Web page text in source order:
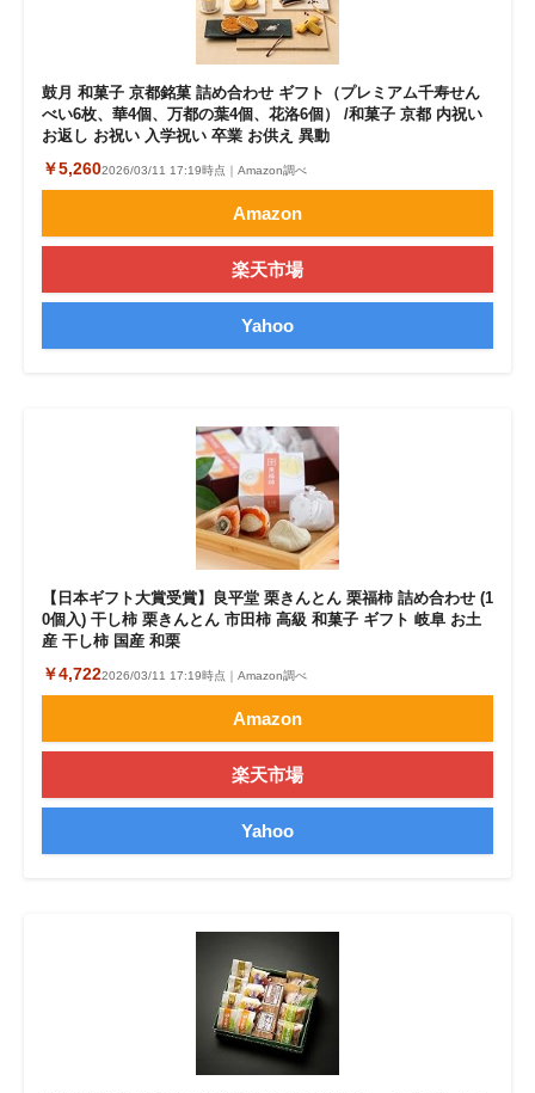
鼓月 和菓子 京都銘菓 詰め合わせ ギフト（プレミアム千寿せん
べい6枚、華4個、万都の葉4個、花洛6個） /和菓子 京都 内祝い
お返し お祝い 入学祝い 卒業 お供え 異動
￥5,2602026/03/11 17:19時点｜Amazon調べ
Amazon
楽天市場
Yahoo
【日本ギフト大賞受賞】良平堂 栗きんとん 栗福柿 詰め合わせ (1
0個入) 干し柿 栗きんとん 市田柿 高級 和菓子 ギフト 岐阜 お土
産 干し柿 国産 和栗
￥4,7222026/03/11 17:19時点｜Amazon調べ
Amazon
楽天市場
Yahoo